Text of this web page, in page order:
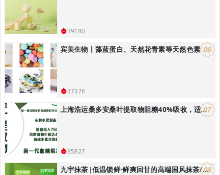
39180
宾美生物丨藻蓝蛋白、天然花青素等天然色素
37376
上海浩运桑多安桑叶提取物阻糖40%吸收，适合开发减肥控体产品
35827
九宇抹茶|低温锁鲜·鲜爽回甘的高端国风抹茶/饮品烘焙解决方案